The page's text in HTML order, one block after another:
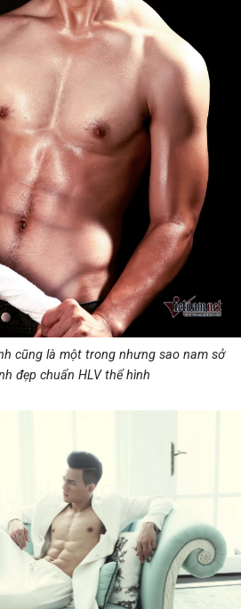
cũng là một trong nhưng sao nam sở
đẹp chuẩn HLV thể hình